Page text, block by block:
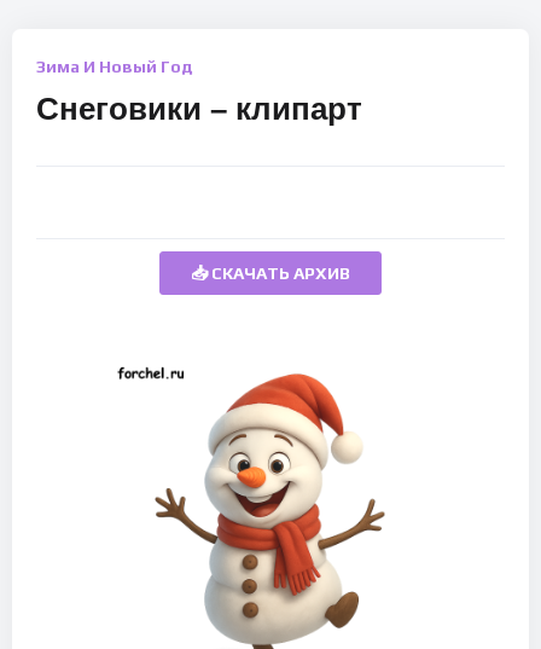
Зима И Новый Год
Снеговики – клипарт
📥 СКАЧАТЬ АРХИВ